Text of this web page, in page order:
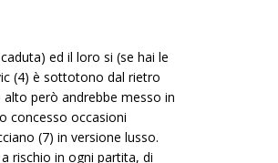
ed il loro si (se hai le
(4) è sottotono dal rietro
però andrebbe messo in
concesso occasioni
(7) in versione lusso.
rischio in ogni partita, di